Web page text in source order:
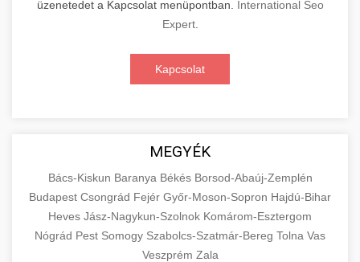
üzenetedet a Kapcsolat menüpontban. International Seo
Expert.
Kapcsolat
MEGYÉK
Bács-Kiskun Baranya Békés Borsod-Abaúj-Zemplén
Budapest Csongrád Fejér Győr-Moson-Sopron Hajdú-Bihar
Heves Jász-Nagykun-Szolnok Komárom-Esztergom
Nógrád Pest Somogy Szabolcs-Szatmár-Bereg Tolna Vas
Veszprém Zala